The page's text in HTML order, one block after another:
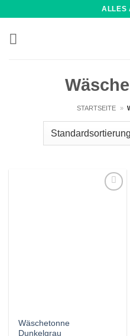
springen
ALLES
STARTSEITE »
Wäschetonne
Dunkelgrau